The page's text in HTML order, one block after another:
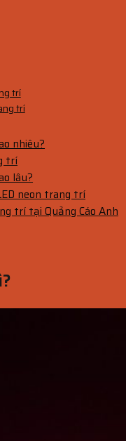
trí
trí
nhiêu?
trí
lâu?
neon trang trí
trí tại Quảng Cáo Anh